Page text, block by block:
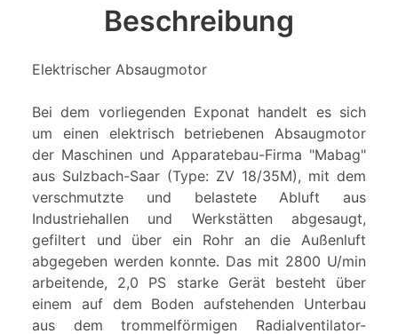
Beschreibung
Elektrischer Absaugmotor
Bei dem vorliegenden Exponat handelt es sich
um einen elektrisch betriebenen Absaugmotor
der Maschinen und Apparatebau-Firma "Mabag"
aus Sulzbach-Saar (Type: ZV 18/35M), mit dem
verschmutzte und belastete Abluft aus
Industriehallen und Werkstätten abgesaugt,
gefiltert und über ein Rohr an die Außenluft
abgegeben werden konnte. Das mit 2800 U/min
arbeitende, 2,0 PS starke Gerät besteht über
einem auf dem Boden aufstehenden Unterbau
aus dem trommelförmigen Radialventilator-